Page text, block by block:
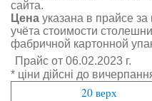
сайта.
Цена указана в прайсе
учёта стоимости
фабричной картонной
Прайс от 06.02.2023 г.
* ціни дійсні до
20 верх